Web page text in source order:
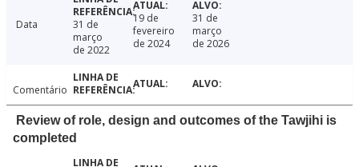
Data
31 de
março
de 2022
19 de
fevereiro
de 2024
31 de
março
de 2026
Comentário
Review of role, design and outcomes of the Tawjihi is
completed